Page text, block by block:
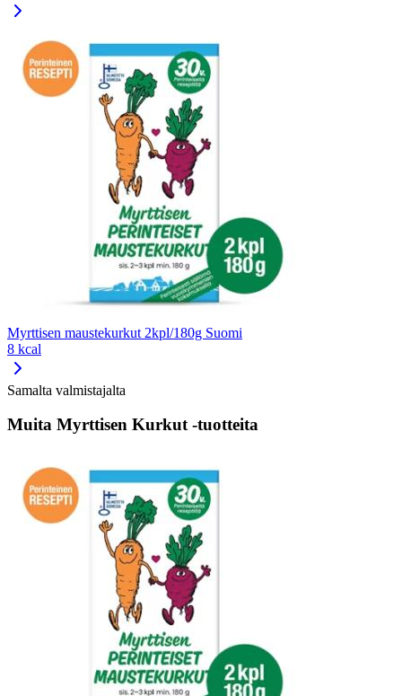
Myrttisen maustekurkut 2kpl/180g Suomi
8 kcal
Samalta valmistajalta
Muita Myrttisen Kurkut -tuotteita